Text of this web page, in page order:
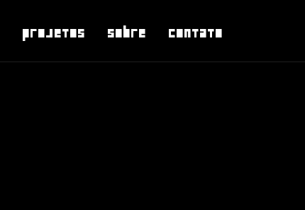
Projetos Sobre Contato